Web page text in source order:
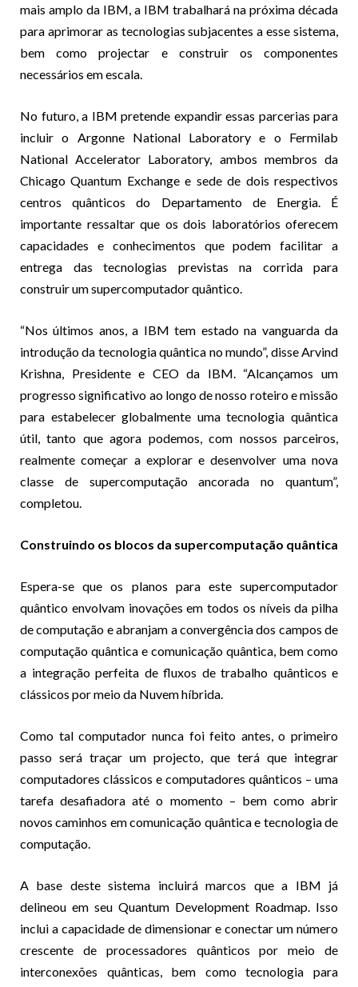
mais amplo da IBM, a IBM trabalhará na próxima década
para aprimorar as tecnologias subjacentes a esse sistema,
bem como projectar e construir os componentes
necessários em escala.
No futuro, a IBM pretende expandir essas parcerias para
incluir o Argonne National Laboratory e o Fermilab
National Accelerator Laboratory, ambos membros da
Chicago Quantum Exchange e sede de dois respectivos
centros quânticos do Departamento de Energia. É
importante ressaltar que os dois laboratórios oferecem
capacidades e conhecimentos que podem facilitar a
entrega das tecnologias previstas na corrida para
construir um supercomputador quântico.
“Nos últimos anos, a IBM tem estado na vanguarda da
introdução da tecnologia quântica no mundo”, disse Arvind
Krishna, Presidente e CEO da IBM. “Alcançamos um
progresso significativo ao longo de nosso roteiro e missão
para estabelecer globalmente uma tecnologia quântica
útil, tanto que agora podemos, com nossos parceiros,
realmente começar a explorar e desenvolver uma nova
classe de supercomputação ancorada no quantum”,
completou.
Construindo os blocos da supercomputação quântica
Espera-se que os planos para este supercomputador
quântico envolvam inovações em todos os níveis da pilha
de computação e abranjam a convergência dos campos de
computação quântica e comunicação quântica, bem como
a integração perfeita de fluxos de trabalho quânticos e
clássicos por meio da Nuvem híbrida.
Como tal computador nunca foi feito antes, o primeiro
passo será traçar um projecto, que terá que integrar
computadores clássicos e computadores quânticos – uma
tarefa desafiadora até o momento – bem como abrir
novos caminhos em comunicação quântica e tecnologia de
computação.
A base deste sistema incluirá marcos que a IBM já
delineou em seu Quantum Development Roadmap. Isso
inclui a capacidade de dimensionar e conectar um número
crescente de processadores quânticos por meio de
interconexões quânticas, bem como tecnologia para